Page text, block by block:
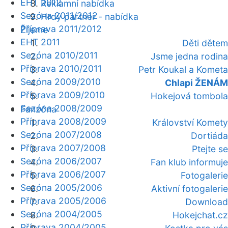
Reklamní nabídka
Hrdý partner - nabídka
Žijeme
Děti dětem
Jsme jedna rodina
Petr Koukal a Kometa
Chlapi ŽENÁM
Hokejová tombola
Fanzóna
Království Komety
Dortiáda
Ptejte se
Fan klub informuje
Fotogalerie
Aktivní fotogalerie
Download
Hokejchat.cz
EHT 2012
Sezóna 2011/2012
Příprava 2011/2012
EHT 2011
Sezóna 2010/2011
Příprava 2010/2011
Sezóna 2009/2010
Příprava 2009/2010
Sezóna 2008/2009
Příprava 2008/2009
Sezóna 2007/2008
Příprava 2007/2008
Sezóna 2006/2007
Příprava 2006/2007
Sezóna 2005/2006
Příprava 2005/2006
Sezóna 2004/2005